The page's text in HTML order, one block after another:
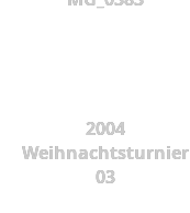
2004
Weihnachtsturnier
03